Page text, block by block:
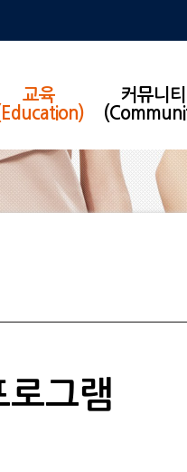
교육
커뮤니티
로그램